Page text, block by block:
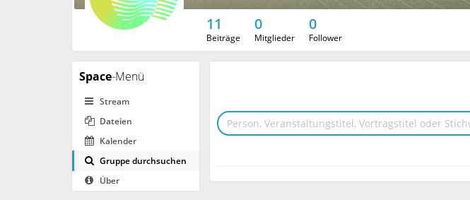
11
Beiträge
0
Mitglieder
0
Follower
Space-Menü
Stream
Dateien
Kalender
Gruppe durchsuchen
Über